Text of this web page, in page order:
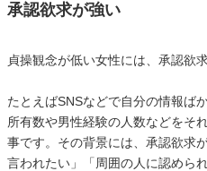
承認欲求が強い
貞操観念が低い女性には、承認欲
たとえばSNSなどで自分の情報ば
所有数や男性経験の人数などをそ
事です。その背景には、承認欲求
言われたい」「周囲の人に認めら